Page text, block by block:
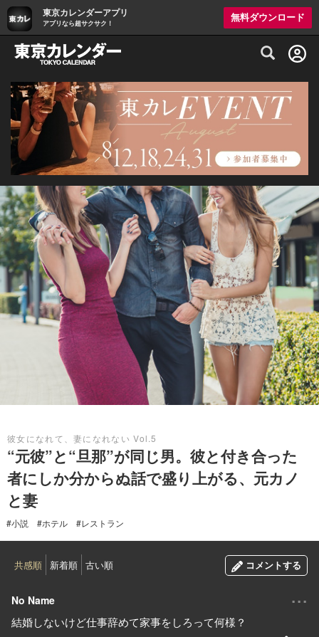
東京カレンダーアプリ
アプリなら超サクサク！
無料ダウンロード
グルメ情報・プレミアムレストラン予約
彼女になれて、妻になれない Vol.5
“元彼”と“旦那”が同じ男。彼と付き合った
者にしか分からぬ話で盛り上がる、元カノ
と妻
#小説 #ホテル #レストラン
共感順 新着順 古い順 コメントする
No Name ...
結婚しないけど仕事辞めて家事をしろって何様？